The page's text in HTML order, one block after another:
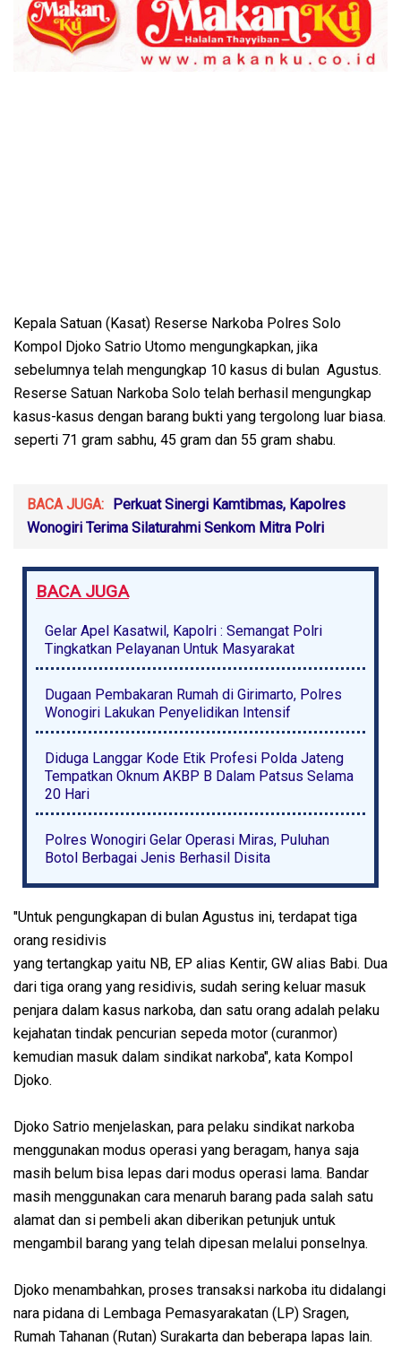
Kepala Satuan (Kasat) Reserse Narkoba Polres Solo
Kompol Djoko Satrio Utomo mengungkapkan, jika
sebelumnya telah mengungkap 10 kasus di bulan Agustus.
Reserse Satuan Narkoba Solo telah berhasil mengungkap
kasus-kasus dengan barang bukti yang tergolong luar biasa.
seperti 71 gram sabhu, 45 gram dan 55 gram shabu.
BACA JUGA: Perkuat Sinergi Kamtibmas, Kapolres
Wonogiri Terima Silaturahmi Senkom Mitra Polri
BACA JUGA
Gelar Apel Kasatwil, Kapolri : Semangat Polri
Tingkatkan Pelayanan Untuk Masyarakat
Dugaan Pembakaran Rumah di Girimarto, Polres
Wonogiri Lakukan Penyelidikan Intensif
Diduga Langgar Kode Etik Profesi Polda Jateng
Tempatkan Oknum AKBP B Dalam Patsus Selama
20 Hari
Polres Wonogiri Gelar Operasi Miras, Puluhan
Botol Berbagai Jenis Berhasil Disita
"Untuk pengungkapan di bulan Agustus ini, terdapat tiga
orang residivis
yang tertangkap yaitu NB, EP alias Kentir, GW alias Babi. Dua
dari tiga orang yang residivis, sudah sering keluar masuk
penjara dalam kasus narkoba, dan satu orang adalah pelaku
kejahatan tindak pencurian sepeda motor (curanmor)
kemudian masuk dalam sindikat narkoba", kata Kompol
Djoko.
Djoko Satrio menjelaskan, para pelaku sindikat narkoba
menggunakan modus operasi yang beragam, hanya saja
masih belum bisa lepas dari modus operasi lama. Bandar
masih menggunakan cara menaruh barang pada salah satu
alamat dan si pembeli akan diberikan petunjuk untuk
mengambil barang yang telah dipesan melalui ponselnya.
Djoko menambahkan, proses transaksi narkoba itu didalangi
nara pidana di Lembaga Pemasyarakatan (LP) Sragen,
Rumah Tahanan (Rutan) Surakarta dan beberapa lapas lain.